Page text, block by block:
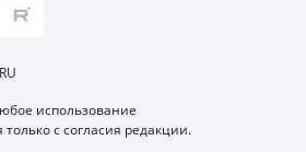
использование
с согласия редакции.